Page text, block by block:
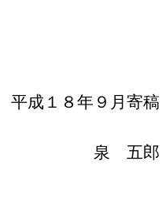
平成１８年９月寄稿
泉 五郎